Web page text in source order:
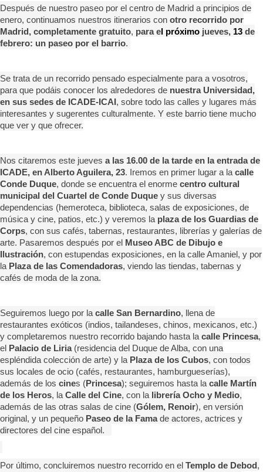
Después de nuestro paseo por el centro de Madrid a principios de
enero, continuamos nuestros itinerarios con otro recorrido por
Madrid, completamente gratuito, para e l próximo jueves, 13 de
febrero: un paseo por el barrio.
Se trata de un recorrido pensado especialmente para a vosotros,
para que podáis conocer los alrededores de nuestra Universidad,
en sus sedes de ICADE-ICAI , sobre todo las calles y lugares más
interesantes y sugerentes culturalmente. Y este barrio tiene mucho
que ver y que ofrecer.
Nos citaremos este jueves a las 16.00 de la tarde en la entrada de
ICADE, en Alberto Aguilera, 23. Iremos en primer lugar a lacalle
Conde Duque, donde se encuentra el enorme centro cultural
municipal del Cuartel de Conde Duque y sus diversas
dependencias (hemeroteca, biblioteca, salas de exposiciones, de
música y cine, patios, etc.) y veremos la plaza de los Guardias de
Corps, con sus cafés, tabernas, restaurantes, librerías y galerías de
arte. Pasaremos después por el
Museo ABC de Dibujo e
Ilustración, con estupendas exposiciones, en la calle Amaniel, y por
la Plaza de las Comendadoras, viendo las tiendas, tabernas y
cafés de moda de la zona.
Seguiremos luego por lacalle San Bernardino, llena de
restaurantes exóticos (indios, tailandeses, chinos, mexicanos, etc.)
y completaremos nuestro recorrido bajando hasta lacalle Princesa,
el
Palacio de Liria(residencia del Duque de Alba, con una
espléndida colección de arte) y la Plaza de los Cubos, con todos
sus locales de ocio (cafés, restaurantes, hamburgueserías),
además de los cines (Princesa); seguiremos hasta lacalle Martín
de los Heros, laCalle del Cine, con la librería Ocho y Medio,
además de las otras salas de cine (Gólem, Renoir), en versión
original, y un pequeño Paseo de la Famade actores, actrices y
directores del cine español.
Por último, concluiremos nuestro recorrido en el Templo de Debod ,